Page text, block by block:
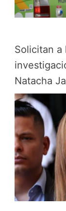
Solicitan a
Natacha